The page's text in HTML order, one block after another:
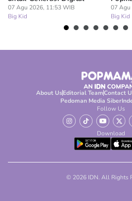
07 Agu 2026, 11:53 WIB
Big Kid
07 Agu
Big Kid
About UsEditorial TeamContact
Pedoman Media Siber
Follow Us
Download
© 2026 IDN. All Rights